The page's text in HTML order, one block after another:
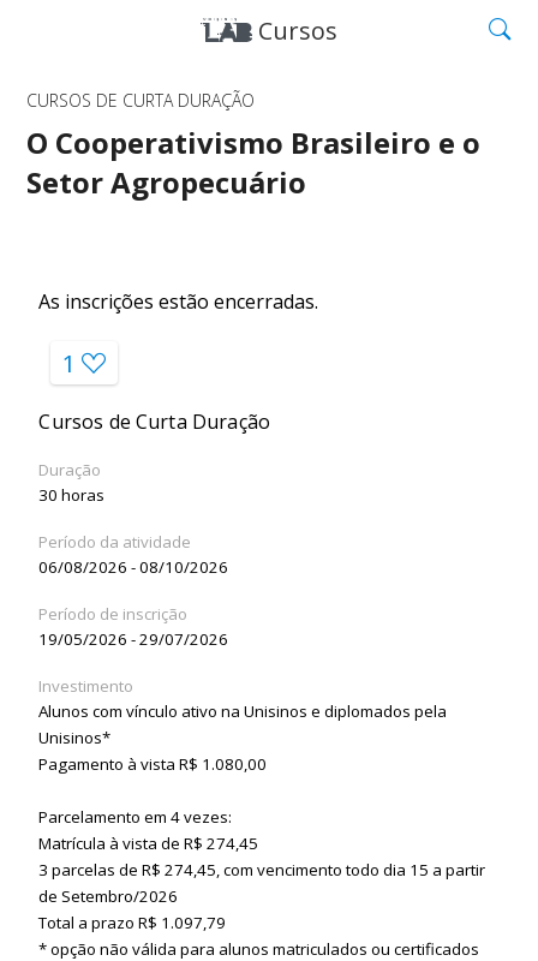
Cursos
CURSOS DE CURTA DURAÇÃO
O Cooperativismo Brasileiro e o
Setor Agropecuário
As inscrições estão encerradas.
1
Cursos de Curta Duração
Duração
30 horas
Período da atividade
06/08/2026 - 08/10/2026
Período de inscrição
19/05/2026 - 29/07/2026
Investimento
Alunos com vínculo ativo na Unisinos e diplomados pela
Unisinos*
Pagamento à vista R$ 1.080,00
Parcelamento em 4 vezes:
Matrícula à vista de R$ 274,45
3 parcelas de R$ 274,45, com vencimento todo dia 15 a partir
de Setembro/2026
Total a prazo R$ 1.097,79
* opção não válida para alunos matriculados ou certificados